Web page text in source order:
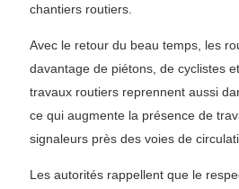
chantiers routiers.
Avec le retour du beau temps, les
davantage de piétons, de cyclistes
travaux routiers reprennent aussi
ce qui augmente la présence de
signaleurs près des voies de
Les autorités rappellent que le